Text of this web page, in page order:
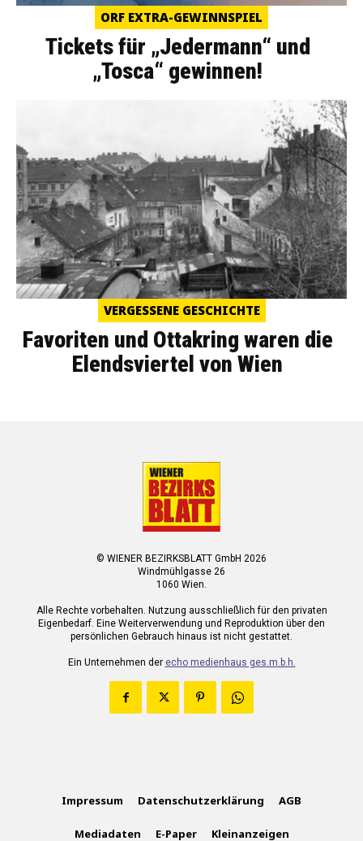
ORF EXTRA-GEWINNSPIEL
Tickets für „Jedermann“ und
„Tosca“ gewinnen!
VERGESSENE GESCHICHTE
Favoriten und Ottakring waren die
Elendsviertel von Wien
© WIENER BEZIRKSBLATT GmbH 2026
Windmühlgasse 26
1060 Wien.
Alle Rechte vorbehalten. Nutzung ausschließlich für den privaten
Eigenbedarf. Eine Weiterverwendung und Reproduktion über den
persönlichen Gebrauch hinaus ist nicht gestattet.
Ein Unternehmen der echo medienhaus ges.m.b.h.
Impressum Datenschutzerklärung AGB
Mediadaten E-Paper Kleinanzeigen